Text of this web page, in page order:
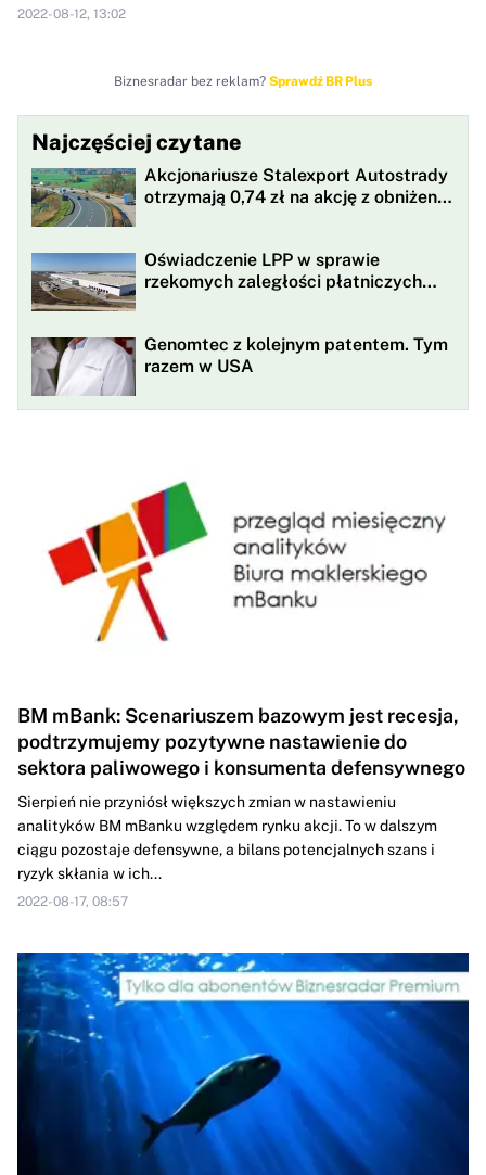
2022-08-12, 13:02
Biznesradar bez reklam? Sprawdź BR Plus
Najczęściej czytane
Akcjonariusze Stalexport Autostrady
otrzymają 0,74 zł na akcję z obniżenia
Oświadczenie LPP w sprawie
rzekomych zaległości płatniczych
Genomtec z kolejnym patentem. Tym
razem w USA
BM mBank: Scenariuszem bazowym jest recesja,
podtrzymujemy pozytywne nastawienie do
sektora paliwowego i konsumenta defensywnego
Sierpień nie przyniósł większych zmian w nastawieniu
analityków BM mBanku względem rynku akcji. To w dalszym
ciągu pozostaje defensywne, a bilans potencjalnych szans i
ryzyk skłania w ich...
2022-08-17, 08:57